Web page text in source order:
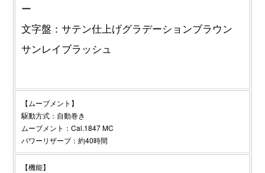
ー
文字盤：サテン仕上げグラデーションブラウン
サンレイブラッシュ
【ムーブメント】
駆動方式：自動巻き
ムーブメント：Cal.1847 MC
パワーリザーブ：約40時間
【機能】